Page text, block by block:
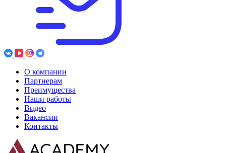
О компании
Партнерам
Преимущества
Наши работы
Видео
Вакансии
Контакты